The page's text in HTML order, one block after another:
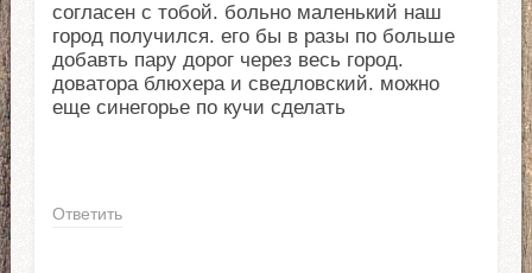
согласен с тобой. больно маленький наш
город получился. его бы в разы по больше
добавть пару дорог через весь город.
доватора блюхера и сведловский. можно
еще синегорье по кучи сделать
Ответить